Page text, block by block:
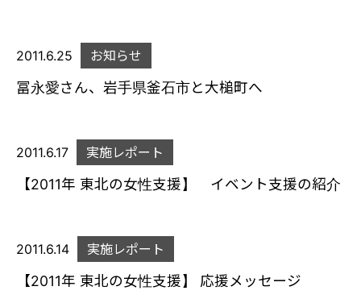
2011.6.25 お知らせ
冨永愛さん、岩手県釜石市と大槌町へ
2011.6.17 実施レポート
【2011年 東北の女性支援】 イベント支援の紹介
2011.6.14 実施レポート
【2011年 東北の女性支援】 応援メッセージ